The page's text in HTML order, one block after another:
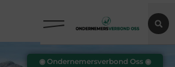
◉ Ondernemersverbond Oss ◉